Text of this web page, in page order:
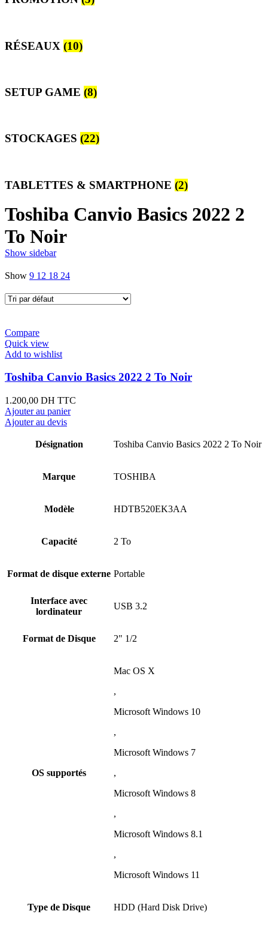
RÉSEAUX (10)
SETUP GAME (8)
STOCKAGES (22)
TABLETTES & SMARTPHONE (2)
Toshiba Canvio Basics 2022 2
To Noir
Show sidebar
Show 9 12 18 24
Compare
Quick view
Add to wishlist
Toshiba Canvio Basics 2022 2 To Noir
1.200,00 DH TTC
Ajouter au panier
Ajouter au devis
Désignation Toshiba Canvio Basics 2022 2 To Noir
Marque TOSHIBA
Modèle HDTB520EK3AA
Capacité 2 To
Format de disque externe Portable
Interface avec
lordinateur
USB 3.2
Format de Disque 2" 1/2
OS supportés
Mac OS X
,
Microsoft Windows 10
,
Microsoft Windows 7
,
Microsoft Windows 8
,
Microsoft Windows 8.1
,
Microsoft Windows 11
Type de Disque HDD (Hard Disk Drive)